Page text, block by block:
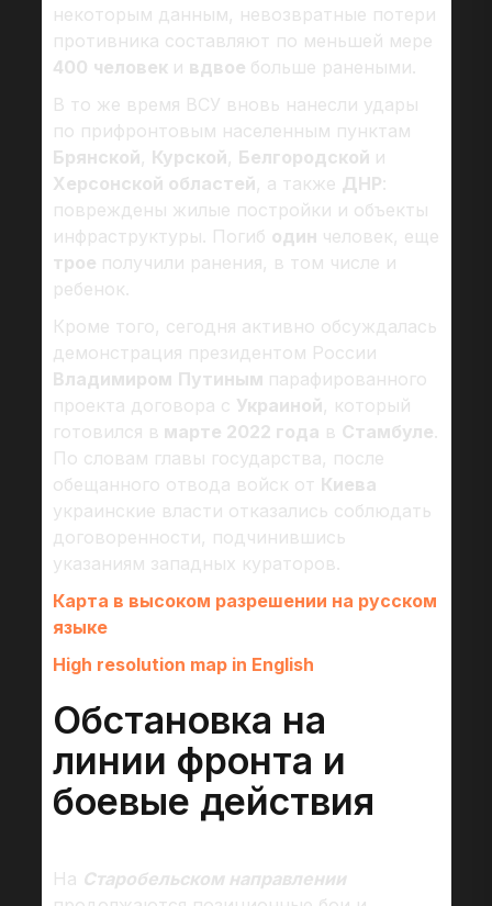
некоторым данным, невозвратные потери
противника составляют по меньшей мере
400 человек и вдвое больше ранеными.
В то же время ВСУ вновь нанесли удары
по прифронтовым населенным пунктам
Брянской, Курской, Белгородской и
Херсонской областей, а также ДНР:
повреждены жилые постройки и объекты
инфраструктуры. Погиб один человек, еще
трое получили ранения, в том числе и
ребенок.
Кроме того, сегодня активно обсуждалась
демонстрация президентом России
Владимиром Путиным парафированного
проекта договора с Украиной, который
готовился в марте 2022 года в Стамбуле.
По словам главы государства, после
обещанного отвода войск от Киева
украинские власти отказались соблюдать
договоренности, подчинившись
указаниям западных кураторов.
Карта в высоком разрешении на русском
языке
High resolution map in English
Обстановка на
линии фронта и
боевые действия
На Старобельском направлении